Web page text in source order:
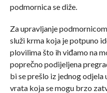
podmornica se diže.
Za upravljanje
služi krma koja je potpuno
plovilima što ih viđamo na
poprečno podijeljena
bi se prešlo iz jednog odjela
vrata koja se mogu brzo